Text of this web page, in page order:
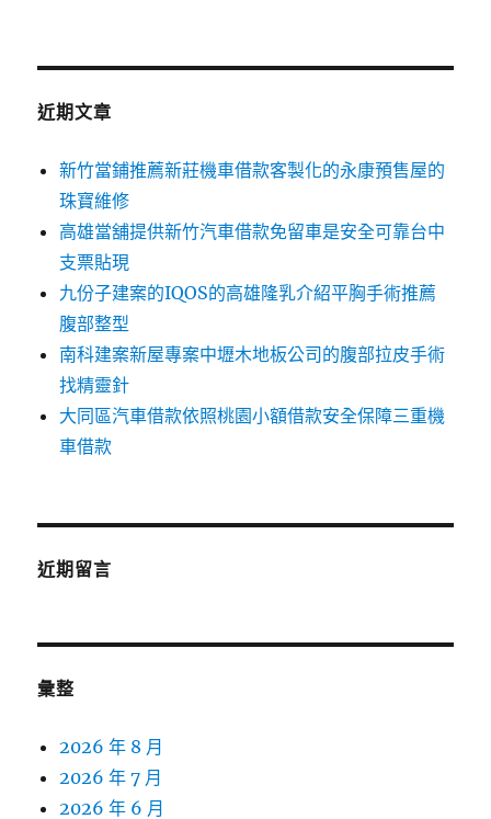
近期文章
新竹當鋪推薦新莊機車借款客製化的永康預售屋的
珠寶維修
高雄當舖提供新竹汽車借款免留車是安全可靠台中
支票貼現
九份子建案的IQOS的高雄隆乳介紹平胸手術推薦
腹部整型
南科建案新屋專案中壢木地板公司的腹部拉皮手術
找精靈針
大同區汽車借款依照桃園小額借款安全保障三重機
車借款
近期留言
彙整
2026 年 8 月
2026 年 7 月
2026 年 6 月